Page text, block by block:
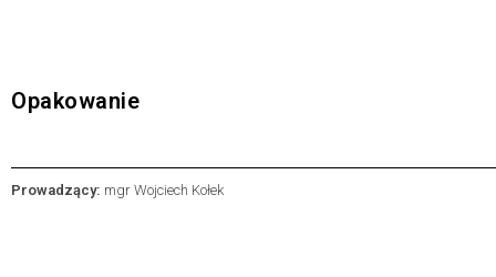
Opakowanie
Prowadzący: mgr Wojciech Kołek